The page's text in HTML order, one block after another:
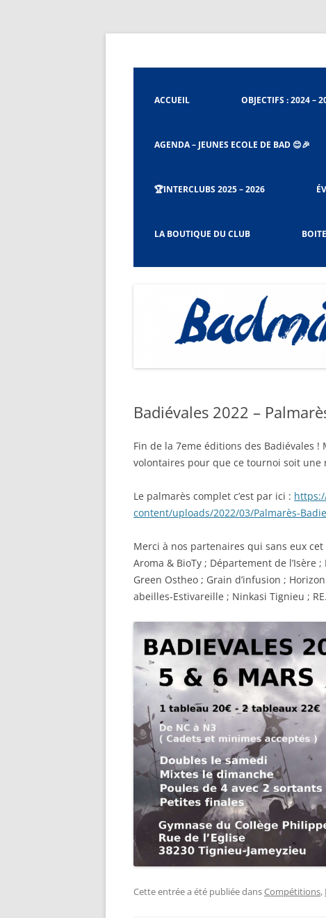
Aller
Badminton Club
ACCUEIL OBJECTIFS : 2024 –
AGENDA – JEUNES ECOLE DE BAD 😊🎉
🏆INTERCLUBS 2025 – 2026
LA BOUTIQUE DU CLUB
Badiévales 2022 –
Fin de la 7eme éditions des Badiévales
volontaires pour que ce tournoi soit une
Le palmarès complet c’est par ici :
content/uploads/2022/03/Palmarès-
Merci à nos partenaires qui sans eux
Aroma & BioTy ; Département de l’Isère
Green Ostheo ; Grain d’infusion ;
abeilles-Estivareille ; Ninkasi Tignieu ;
Cette entrée a été publiée dansCompétitions,